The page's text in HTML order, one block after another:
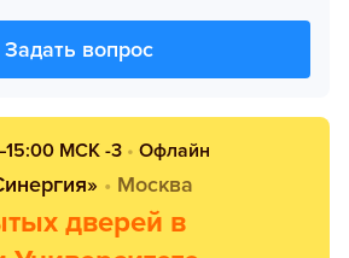
Задать вопрос
МСК -3 • Офлайн
• Москва
дверей в